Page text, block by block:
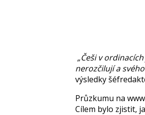
„Češi v
nerozčilují a
výsledky
Průzkumu na
Cílem bylo zjistit,